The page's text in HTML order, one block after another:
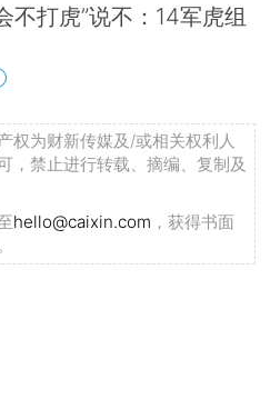
不打虎”说不：14军虎组
权为财新传媒及/或相关权利人
，禁止进行转载、摘编、复制及
hello@caixin.com ，获得书面